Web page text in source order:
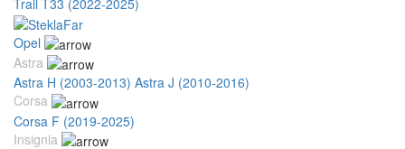
Trail T33 (2022-2025)
Opel
Astra
Astra H (2003-2013) Astra J (2010-2016)
Corsa
Corsa F (2019-2025)
Insignia